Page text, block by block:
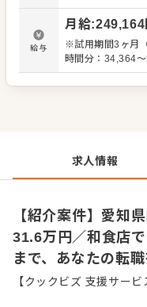
材の仕入れや在
入社後はスキルに
徐々に仕事の幅
なたの成長をサポ
もめざせます。
給与
月給:249,164
※試用期間3ヶ月
時間分：34,364
求人情報
【紹介案件】愛知
31.6万円／和食店
まで、あなたの転
【クックビズ 支援サー